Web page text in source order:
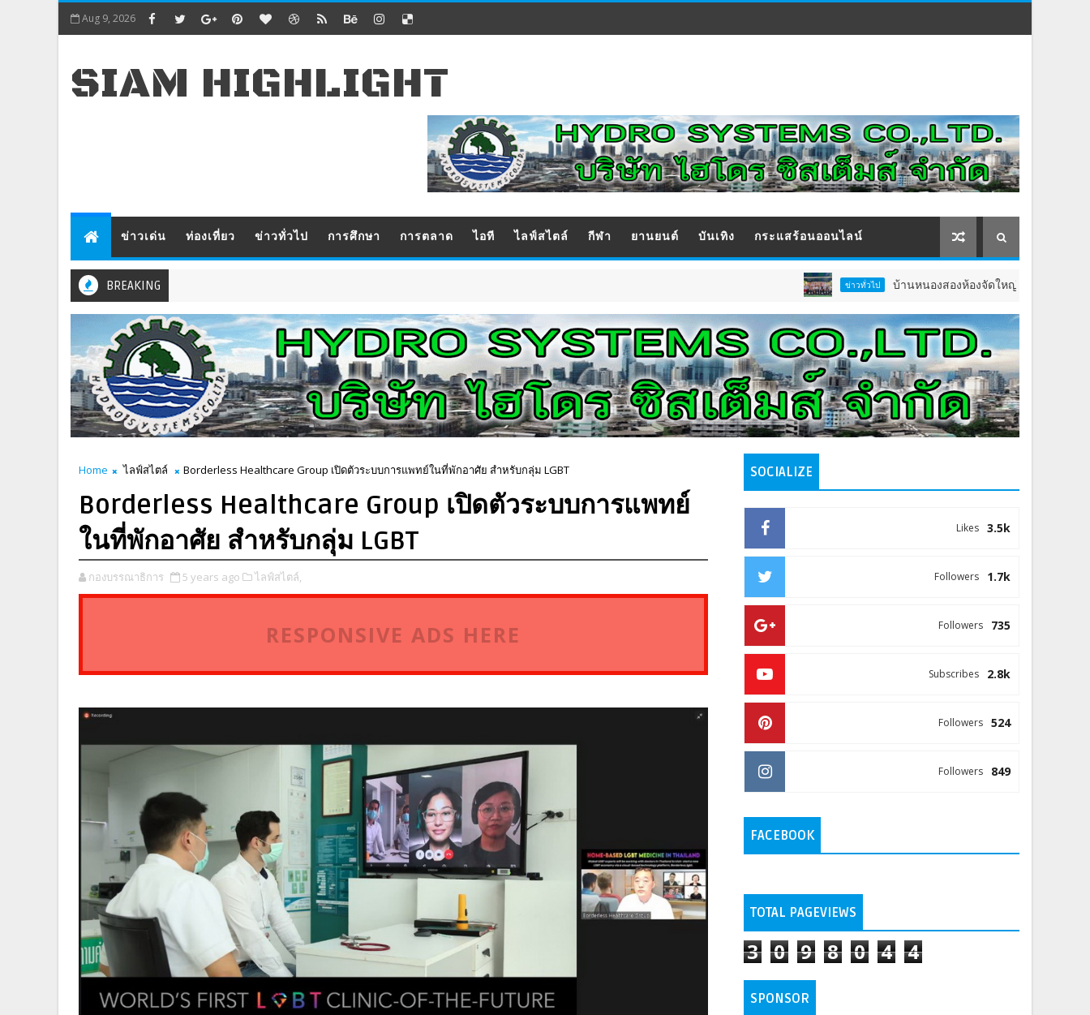
Aug 9, 2026
SIAM HIGHLIGHT
ข่าวเด่น ท่องเที่ยว ข่าวทั่วไป การศึกษา การตลาด ไอที ไลฟ์สไตล์ กีฬา ยานยนต์ บันเทิง กระแสร้อนออนไลน์
BREAKING ข่าวทั่วไป บ้านหนองสองห้องจัดใหญ่ “แห่เทียนพรรษา–ผ้าป่าซาเ
Home ไลฟ์สไตล์ Borderless Healthcare Group เปิดตัวระบบการแพทย์ในที่พักอาศัย สำหรับกลุ่ม LGBT
Borderless Healthcare Group เปิดตัวระบบการแพทย์
ในที่พักอาศัย สำหรับกลุ่ม LGBT
กองบรรณาธิการ 5 years ago ไลฟ์สไตล์,
RESPONSIVE ADS HERE
SOCIALIZE
3.5k
Likes
1.7k
Followers
735
Followers
2.8k
Subscribes
524
Followers
849
Followers
FACEBOOK
TOTAL PAGEVIEWS
3 0 9 8 0 4 4
SPONSOR